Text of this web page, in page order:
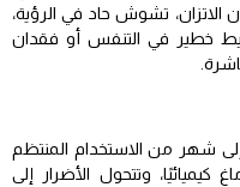
تشوش حاد في الرؤية،
خطير في التنفس أو فقدان
شهر من الاستخدام المنتظم
كيميائيًا، وتتحول الأضرار إلى